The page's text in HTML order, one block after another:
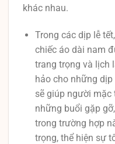
khác nhau.
Trong các dịp lễ
chiếc áo dài nam
trang trọng và lịch
hảo cho những
sẽ giúp người
những buổi gặp
trong trường hợp
trọng, thể hiện sự